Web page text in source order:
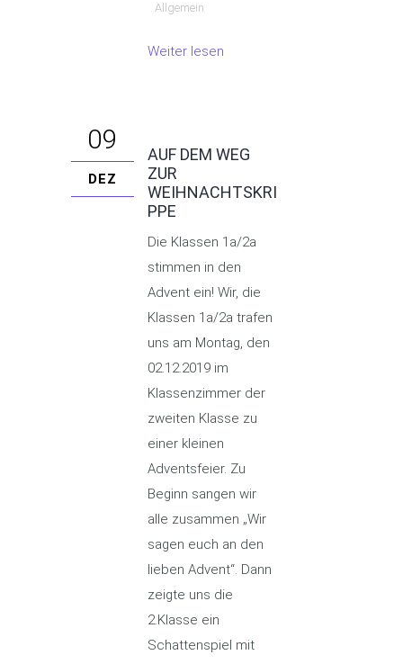
Allgemein
Weiter lesen
09
DEZ
AUF DEM WEG
ZUR
WEIHNACHTSKRI
PPE
Die Klassen 1a/2a
stimmen in den
Advent ein! Wir, die
Klassen 1a/2a trafen
uns am Montag, den
02.12.2019 im
Klassenzimmer der
zweiten Klasse zu
einer kleinen
Adventsfeier. Zu
Beginn sangen wir
alle zusammen „Wir
sagen euch an den
lieben Advent“. Dann
zeigte uns die
2.Klasse ein
Schattenspiel mit